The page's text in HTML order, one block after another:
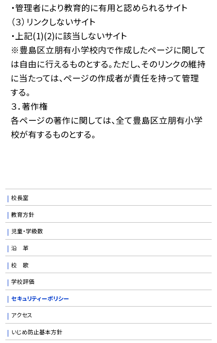
・管理者により教育的に有用と認められるサイト
（３）リンクしないサイト
・上記(1)(2)に該当しないサイト
※豊島区立朋有小学校内で作成したページに関して
は自由に行えるものとする。ただし、そのリンクの維持
に当たっては、ページの作成者が責任を持って管理
する。
３．著作権
各ページの著作に関しては、全て豊島区立朋有小学
校が有するものとする。
校長室
教育方針
児童・学級数
沿 革
校 歌
学校評価
セキュリティーポリシー
アクセス
いじめ防止基本方針